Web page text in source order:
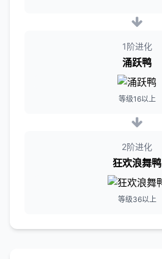
1阶进化
涌跃鸭
等级16以上
2阶进化
狂欢浪舞鸭
等级36以上